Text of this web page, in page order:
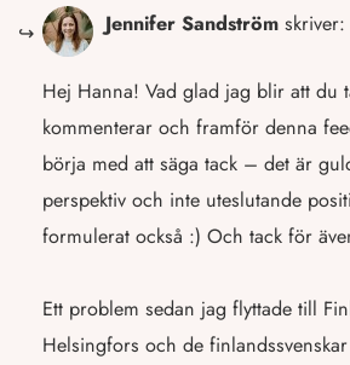
Jennifer Sandström skriver:
Hej Hanna! Vad glad jag blir att du
kommenterar och framför denna
börja med att säga tack – det är
perspektiv och inte uteslutande
formulerat också :) Och tack för
Ett problem sedan jag flyttade till
Helsingfors och de